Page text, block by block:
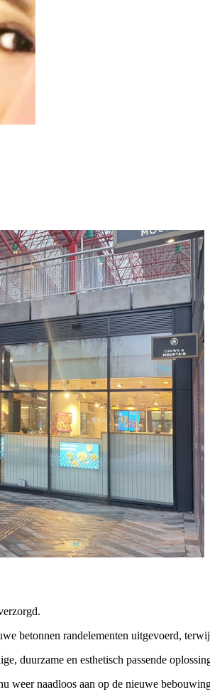
betonnen randelementen uitgevoerd,
duurzame en esthetisch passende
weer naadloos aan op de nieuwe